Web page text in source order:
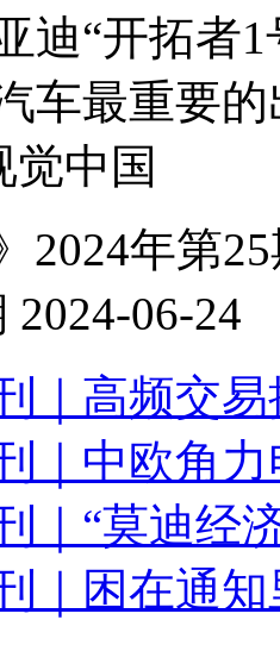
迪“开拓者
车最重要
觉中国
2024年第
2024-06-24
｜高频交
｜中欧角
｜“莫迪经
｜困在通